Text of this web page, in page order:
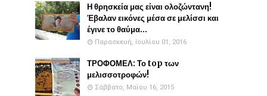
Η θρησκεία μας είναι ολοζώντανη!
Έβαλαν εικόνες μέσα σε μελίσσι και
έγινε το θαύμα...
Παρασκευή, Ιουλίου 01, 2016
ΤΡΟΦΟΜΕΛ: Το top των
μελισσοτροφών!
Σάββατο, Μαΐου 16, 2015